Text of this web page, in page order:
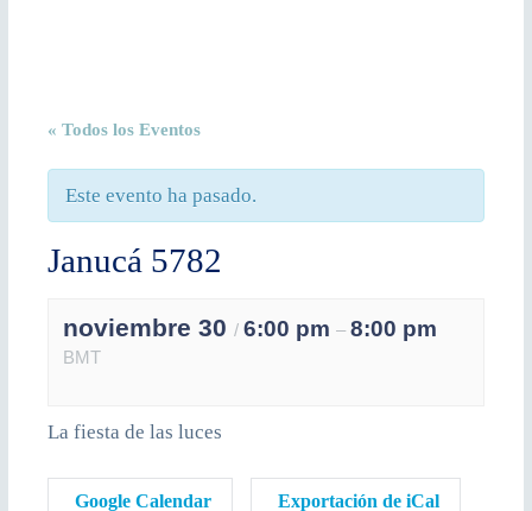
« Todos los Eventos
Este evento ha pasado.
Janucá 5782
noviembre 30 / 6:00 pm – 8:00 pm
BMT
La fiesta de las luces
Google Calendar Exportación de iCal